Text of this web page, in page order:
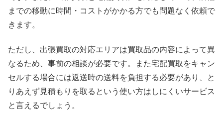
までの移動に時間・コストがかかる方でも問題なく依頼で
きます。
ただし、出張買取の対応エリアは買取品の内容によって異
なるため、事前の相談が必要です。また宅配買取をキャン
セルする場合には返送時の送料を負担する必要があり、と
りあえず見積もりを取るという使い方はしにくいサービス
と言えるでしょう。